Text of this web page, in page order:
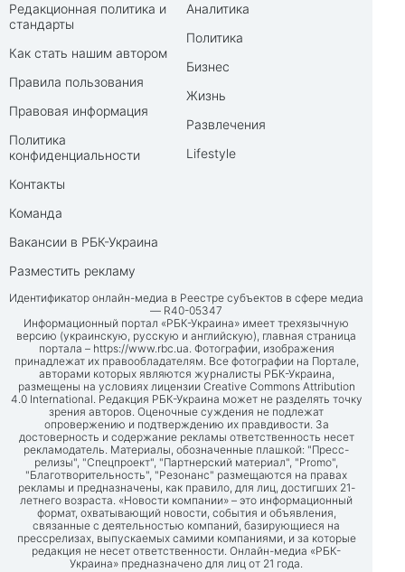
Редакционная политика и
стандарты
Как стать нашим автором
Правила пользования
Правовая информация
Политика
конфиденциальности
Контакты
Команда
Вакансии в РБК-Украина
Разместить рекламу
Аналитика
Политика
Бизнес
Жизнь
Развлечения
Lifestyle
Идентификатор онлайн-медиа в Реестре субъектов в сфере медиа
— R40-05347
Информационный портал «РБК-Украина» имеет трехязычную
версию (украинскую, русскую и английскую), главная страница
портала – https://www.rbc.ua. Фотографии, изображения
принадлежат их правообладателям. Все фотографии на Портале,
авторами которых являются журналисты РБК-Украина,
размещены на условиях лицензии Creative Commons Attribution
4.0 International. Редакция РБК-Украина может не разделять точку
зрения авторов. Оценочные суждения не подлежат
опровержению и подтверждению их правдивости. За
достоверность и содержание рекламы ответственность несет
рекламодатель. Материалы, обозначенные плашкой: "Пресс-
релизы", "Спецпроект", "Партнерский материал", "Promo",
"Благотворительность", "Резонанс" размещаются на правах
рекламы и предназначены, как правило, для лиц, достигших 21-
летнего возраста. «Новости компании» – это информационный
формат, охватывающий новости, события и объявления,
связанные с деятельностью компаний, базирующиеся на
прессрелизах, выпускаемых самими компаниями, и за которые
редакция не несет ответственности. Онлайн-медиа «РБК-
Украина» предназначено для лиц от 21 года.